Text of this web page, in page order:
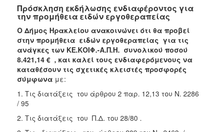
2023
2022
2021
2020
2019
2018
2017
2016
2015
Πρόσκληση εκδήλωσης ενδιαφέροντος για
την προμήθεια ειδών εργοθεραπείας
Ο Δήμος Ηρακλείου ανακοινώνει ότι θα προβεί
στην προμήθεια ειδών εργοθεραπείας για τις
ανάγκες των ΚΕ.ΚΟΙΦ.-Α.Π.Η. συνολικού ποσού
8.421,14 € , και καλεί τους ενδιαφερόμενους να
καταθέσουν τις σχετικές κλειστές προσφορές
σύμφωνα με:
1. Τις διατάξεις του άρθρου 2 παρ. 12,13 του Ν. 2286
/ 95
2. Τις διατάξεις του Π.Δ. του 28/80 .